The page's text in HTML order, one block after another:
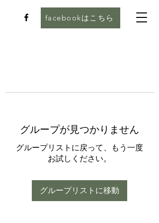
facebookはこちら
グループが見つかりません
グループリストに戻って、もう一度
お試しください。
グループリストに移動